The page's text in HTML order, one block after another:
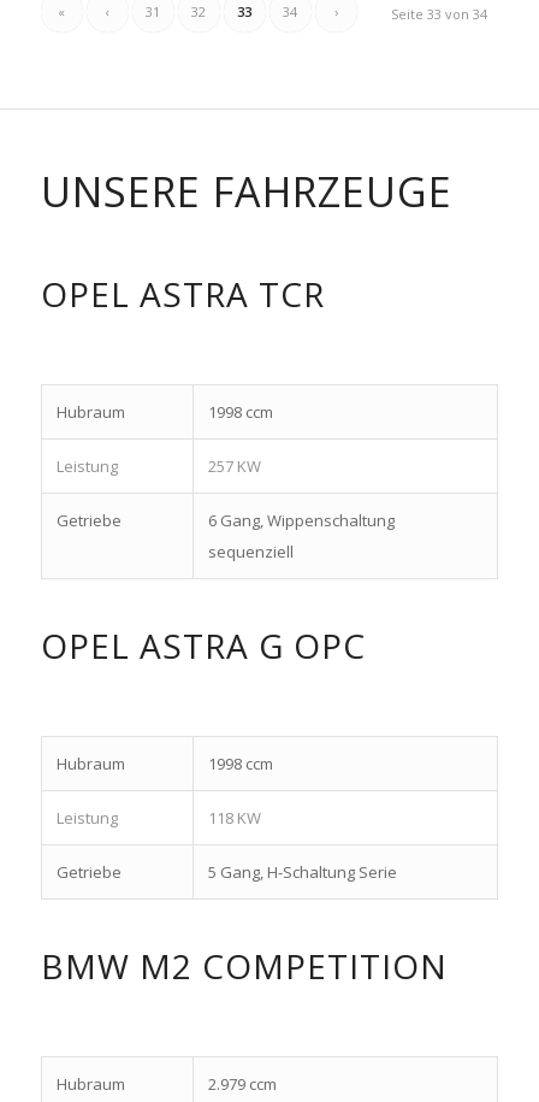
Seite 33 von 34
« ‹ 31 32 33 34 ›
UNSERE FAHRZEUGE
Motorsport-Software
OPEL ASTRA TCR
Hubraum 1998 ccm
Leistung 257 KW
Getriebe
6 Gang, Wippenschaltung
sequenziell
OPEL ASTRA G OPC
Hubraum 1998 ccm
Leistung 118 KW
Getriebe 5 Gang, H-Schaltung Serie
BMW M2 COMPETITION
Hubraum 2.979 ccm